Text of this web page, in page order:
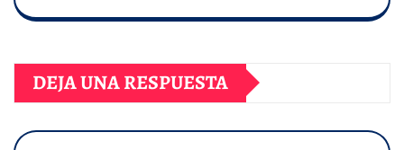
DEJA UNA RESPUESTA